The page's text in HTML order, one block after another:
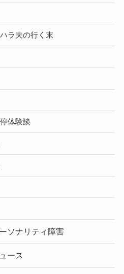
ラ夫の行く末
体験談
ソナリティ障害
ース